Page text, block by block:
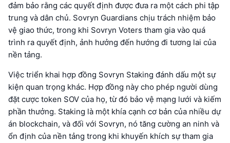
đảm bảo rằng các quyết định được đưa ra một cách phi tập
trung và dân chủ. Sovryn Guardians chịu trách nhiệm bảo
vệ giao thức, trong khi Sovryn Voters tham gia vào quá
trình ra quyết định, ảnh hưởng đến hướng đi tương lai của
nền tảng.
Việc triển khai hợp đồng Sovryn Staking đánh dấu một sự
kiện quan trọng khác. Hợp đồng này cho phép người dùng
đặt cược token SOV của họ, từ đó bảo vệ mạng lưới và kiếm
phần thưởng. Staking là một khía cạnh cơ bản của nhiều dự
án blockchain, và đối với Sovryn, nó tăng cường an ninh và
ổn định của nền tảng trong khi khuyến khích sự tham gia